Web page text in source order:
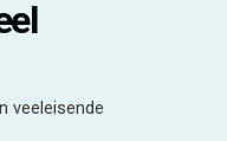
veeleisende